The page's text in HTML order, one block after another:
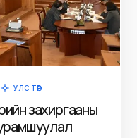
УЛС ТӨР
захиргааны